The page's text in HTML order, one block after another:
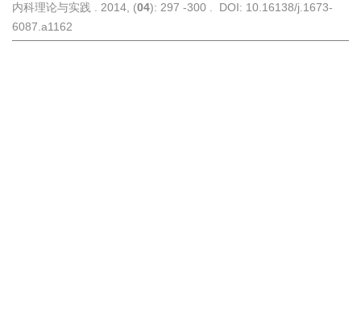
内科理论与实践 . 2014, (04): 297 -300 . DOI: 10.16138/j.1673-
6087.a1162